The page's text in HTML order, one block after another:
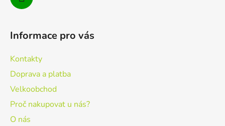
Informace pro vás
Kontakty
Doprava a platba
Velkoobchod
Proč nakupovat u nás?
O nás